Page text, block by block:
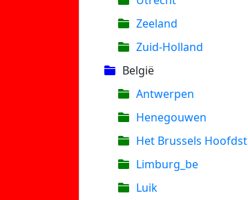
Zeeland
Zuid-Holland
België
Antwerpen
Henegouwen
Het Brussels Hoofdst
Limburg_be
Luik